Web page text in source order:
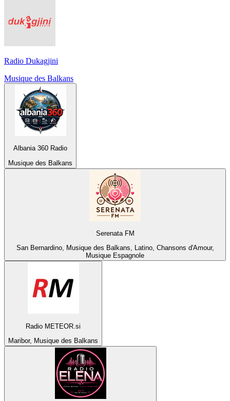
Radio Dukagjini
Musique des Balkans
Albania 360 Radio
Musique des Balkans
Serenata FM
San Bernardino, Musique des Balkans, Latino, Chansons d'Amour,
Musique Espagnole
Radio METEOR.si
Maribor, Musique des Balkans